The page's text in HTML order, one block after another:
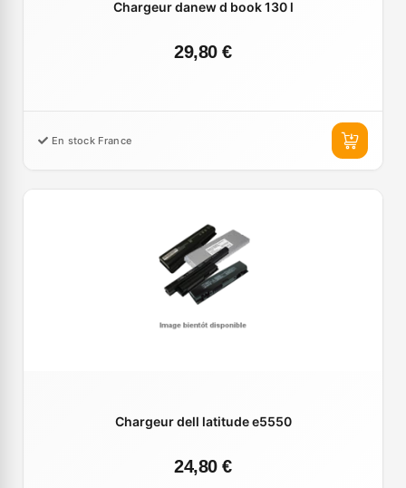
Chargeur danew d book 130 l
29,80 €
En stock France
Chargeur dell latitude e5550
24,80 €